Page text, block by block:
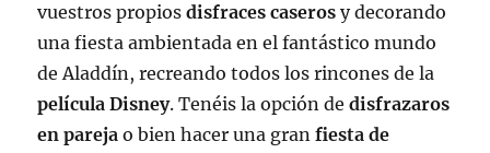
vuestros propiosdisfraces caseros y decorando
una fiesta ambientada en el fantástico mundo
de Aladdín, recreando todos los rincones de la
película Disney. Tenéis la opción dedisfrazaros
en pareja o bien hacer una granfiesta de